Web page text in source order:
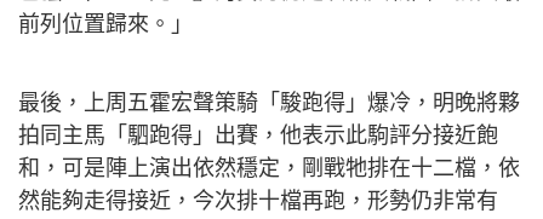
前列位置歸來。」
最後，上周五霍宏聲策騎「駿跑得」爆冷，明晚將夥
拍同主馬「駟跑得」出賽，他表示此駒評分接近飽
和，可是陣上演出依然穩定，剛戰牠排在十二檔，依
然能夠走得接近，今次排十檔再跑，形勢仍非常有